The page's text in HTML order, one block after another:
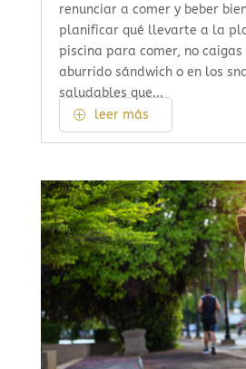
renunciar a comer y beber
planificar qué llevarte a la
piscina para comer, no
aburrido sándwich o en los
saludables que...
leer más